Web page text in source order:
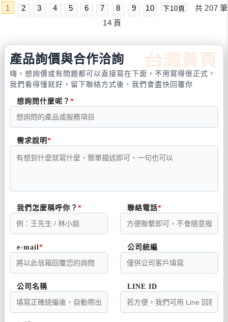
1 2 3 4 5 6 7 8 9 10 下10頁 共 207 筆
14 頁
產品詢價與合作洽詢
嗨，想詢價或有問題都可以直接寫在下面，不用寫得很正式，
我們看得懂就好，留下聯絡方式後，我們會盡快回覆你
想詢問什麼呢？
需求說明
我們怎麼稱呼你？ 聯絡電話
e-mail 公司統編
公司名稱 LINE ID